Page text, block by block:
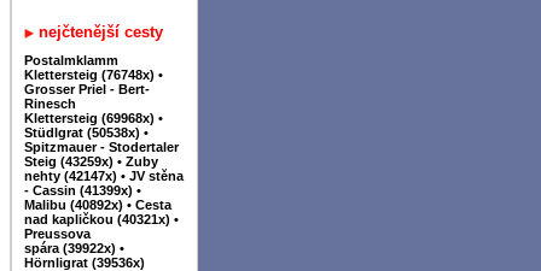
nejčtenější cesty
Postalmklamm
Klettersteig (76748x) •
Grosser Priel - Bert-
Rinesch
Klettersteig (69968x) •
Stüdlgrat (50538x) •
Spitzmauer - Stodertaler
Steig (43259x) • Zuby
nehty (42147x) • JV stěna
- Cassin (41399x) •
Malibu (40892x) • Cesta
nad kapličkou (40321x) •
Preussova
spára (39922x) •
Hörnligrat (39536x)